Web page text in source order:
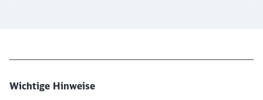
Wichtige Hinweise